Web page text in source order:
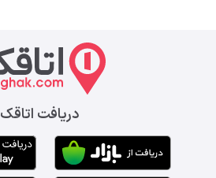
دریافت اتاقک